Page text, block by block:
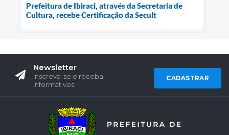
Prefeitura de Ibiraci, através da Secretaria de
Cultura, recebe Certificação da Secult
Newsletter
Inscreva-se e receba
informativos
CADASTRAR